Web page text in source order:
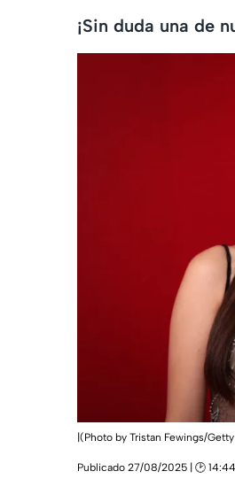
¡Sin duda una de
|(Photo by Tristan Fewings/
Publicado 27/08/2025 | 🕑 14:44